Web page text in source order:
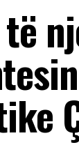
të